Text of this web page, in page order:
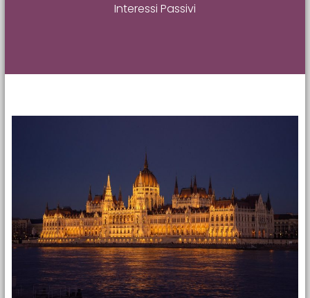
Interessi Passivi